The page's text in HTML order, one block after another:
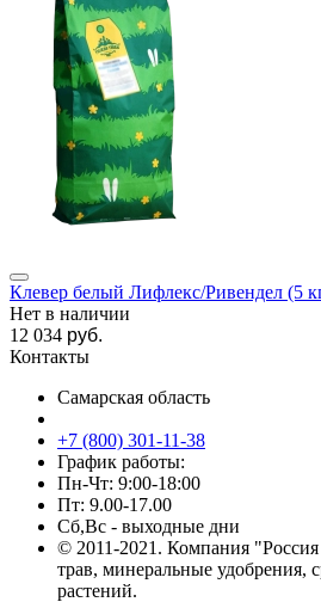
Клевер белый Лифлекс/Ривендел (5
Нет в наличии
12 034 руб.
Контакты
Самарская область
+7 (800) 301-11-38
График работы:
Пн-Чт: 9:00-18:00
Пт: 9.00-17.00
Сб,Вс - выходные дни
© 2011-2021. Компания
трав, минеральные удобрения,
растений.